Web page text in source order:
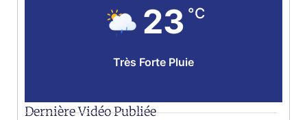
23 °C
Très Forte Pluie
Dernière Vidéo Publiée